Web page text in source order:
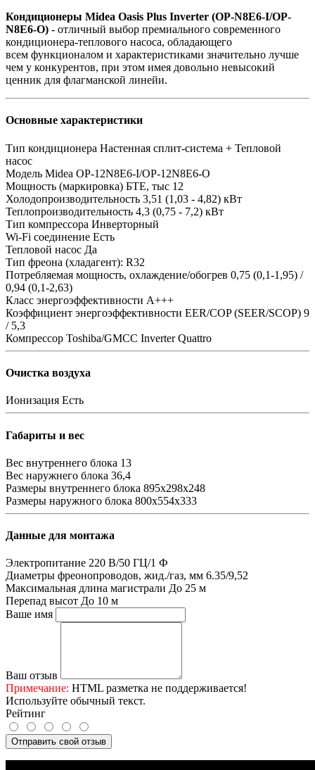
Кондиционеры Midea Oasis Plus Inverter (OP-N8E6-I/OP-
N8E6-O) - отличный выбор премиального современного
кондиционера-теплового насоса, обладающего
всем функционалом и характеристиками значительно лучше
чем у конкурентов, при этом имея довольно невысокий
ценник для флагманской линейи.
Основные характеристики
Тип кондиционера Настенная сплит-система + Тепловой
насос
Модель Midea OP-12N8E6-I/OP-12N8E6-O
Мощность (маркировка) БТЕ, тыс 12
Холодопроизводительность 3,51 (1,03 - 4,82) кВт
Теплопроизводительность 4,3 (0,75 - 7,2) кВт
Тип компрессора Инверторный
Wi-Fi соединение Есть
Тепловой насос Да
Тип фреона (хладагент): R32
Потребляемая мощность, охлаждение/обогрев 0,75 (0,1-1,95) /
0,94 (0,1-2,63)
Класс энергоэффективности А+++
Коэффициент энергоэффективности EER/COP (SEER/SCOP) 9
/ 5,3
Компрессор Toshiba/GMCC Inverter Quattro
Очистка воздуха
Ионизация Есть
Габариты и вес
Вес внутреннего блока 13
Вес наружнего блока 36,4
Размеры внутреннего блока 895х298х248
Размеры наружного блока 800х554х333
Данные для монтажа
Электропитание 220 В/50 ГЦ/1 Ф
Диаметры фреонопроводов, жид./газ, мм 6.35/9,52
Максимальная длина магистрали До 25 м
Перепад высот До 10 м
Ваше имя
Ваш отзыв
Примечание: HTML разметка не поддерживается!
Используйте обычный текст.
Рейтинг
Отправить свой отзыв